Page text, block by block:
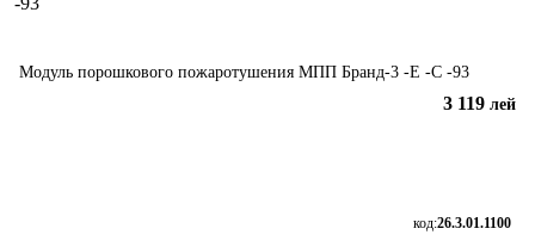
Модуль порошкового пожаротушения МПП Бранд-3 -Е -С -93
3 119 лей
код:26.3.01.1100